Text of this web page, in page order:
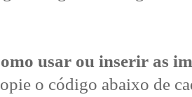
usar ou inserir as
o código abaixo de